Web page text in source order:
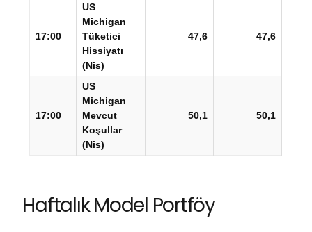
17:00
US
Michigan
Tüketici
Hissiyatı
(Nis)
47,6 47,6
17:00
US
Michigan
Mevcut
Koşullar
(Nis)
50,1 50,1
Haftalık Model Portföy